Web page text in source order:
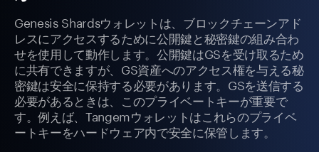
Genesis Shardsウォレットは、ブロックチェーンアド
レスにアクセスするために公開鍵と秘密鍵の組み合わ
せを使用して動作します。公開鍵はGSを受け取るため
に共有できますが、GS資産へのアクセス権を与える秘
密鍵は安全に保持する必要があります。GSを送信する
必要があるときは、このプライベートキーが重要で
す。例えば、Tangemウォレットはこれらのプライベ
ートキーをハードウェア内で安全に保管します。